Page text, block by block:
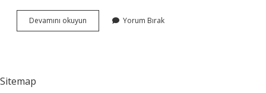
Devamını okuyun
Sınıf
Yorum Bırak
Sitemap